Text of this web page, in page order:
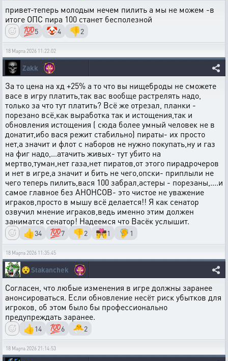
привет-теперь молодым нечем пилить а мы не можем -в
итоге ОПС пира 100 станет бесполезной
💯5 🤡4 👎2
18 Марта 2026 11:22:02
Zakk
За то цена на хд +25% а то что вы нищеброды не сможете
васе в игру платить,так вас вообще растрелять надо,
только за что тут платить? Всё же отрезал, планки -
порезано всё,как выработка так и истощения,так и
обновления истощения ( сюда более умный человек не в
донатит,ибо вася режит стабильно) пираты- их просто
нет,а значит и флот с наборов не нужно покупать,ну и газ
на фиг надо,...атачить живых- тут убито на
мертво,туман,нет газа,нет пиратов,от этого пирадрочеров
и нет в игре,а значит и бить не чего,опски- приплыли не
чего теперь пилить,вася 100 забрал,астеры - порезаны,....и
самое главное без АНОНСОВ- это чистое не уважение
играков,просто в мышу всё делается!! Я как сенатор
озвучил мнение играков,ведь именно этим должен
заниматся сенатор! Надеемся что Васёк услышит.
👍34 💯7 👎2 👨‍❤️‍💋‍👨1 🦻 1
18 Марта 2026 11:35:45
😵Stakanchek
Согласен, что любые изменения в игре должны заранее
анонсироваться. Если обновление несёт риск убытков для
игроков, об этом было бы профессионально
предупреждать заранее.
👍14 💯6 🐣2
18 Марта 2026 21:14:53